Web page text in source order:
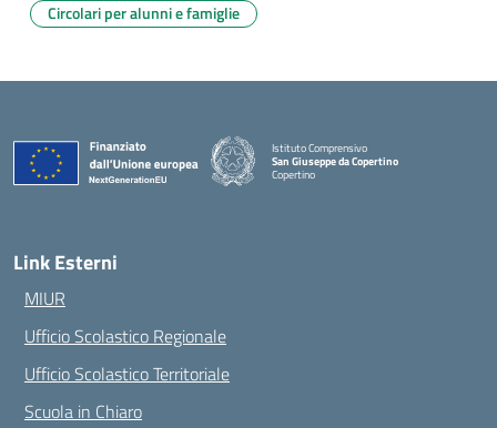
Circolari per alunni e famiglie
Istituto Comprensivo
San Giuseppe da Copertino
Copertino
— Visita la pagina iniziale della scuola
Link Esterni
MIUR
Ufficio Scolastico Regionale
Ufficio Scolastico Territoriale
Scuola in Chiaro